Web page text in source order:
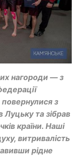
нагороди — з
з
Луцьку та зібрав
країни. Наші
витривалість
рідне